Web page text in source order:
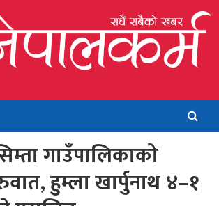
गाउँपालिकाको
हुम्ला खार्पुनाथ ४–१